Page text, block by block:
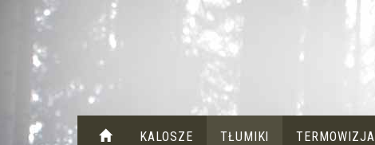
KALOSZE TŁUMIKI TERMOWIZJA